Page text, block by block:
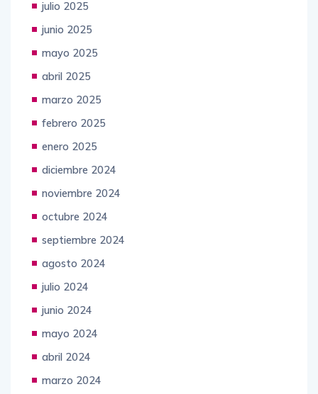
julio 2025
junio 2025
mayo 2025
abril 2025
marzo 2025
febrero 2025
enero 2025
diciembre 2024
noviembre 2024
octubre 2024
septiembre 2024
agosto 2024
julio 2024
junio 2024
mayo 2024
abril 2024
marzo 2024